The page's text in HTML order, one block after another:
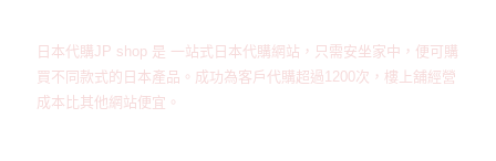
日本代購JP shop 是 一站式日本代購網站，只需安坐家中，便可購
買不同款式的日本產品。成功為客戶代購超過1200次，樓上舖經營
成本比其他網站便宜。